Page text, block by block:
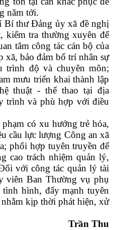
năm tới.
Bí thư Đảng ủy xã đề nghị
kiểm tra thường xuyên để
tâm công tác cán bộ của
bảo đảm bố trí nhân sự
trình độ và chuyên môn;
mưu triển khai thành lập
thuật - thể thao tại địa
trình và phù hợp với điều
có xu hướng trẻ hóa,
cầu lực lượng Công an xã
phối hợp tuyên truyền để
cao trách nhiệm quản lý,
với công tác quản lý tài
viên Ban Thường vụ phụ
tình hình, đẩy mạnh tuyên
kịp thời phát hiện, xử
Trần Thu